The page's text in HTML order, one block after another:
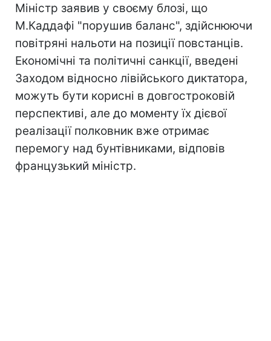
Міністр заявив у своєму блозі, що
М.Каддафі "порушив баланс", здійснюючи
повітряні нальоти на позиції повстанців.
Економічні та політичні санкції, введені
Заходом відносно лівійського диктатора,
можуть бути корисні в довгостроковій
перспективі, але до моменту їх дієвої
реалізації полковник вже отримає
перемогу над бунтівниками, відповів
французький міністр.